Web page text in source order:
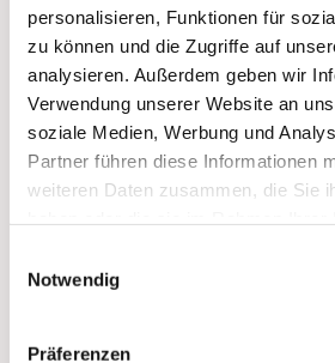
personalisieren, Funktionen für
zu können und die Zugriffe auf
analysieren. Außerdem geben wir
Verwendung unserer Website an
soziale Medien, Werbung und
Partner führen diese Informationen
weiteren Daten zusammen, die Sie
Notwendig
Präferenzen